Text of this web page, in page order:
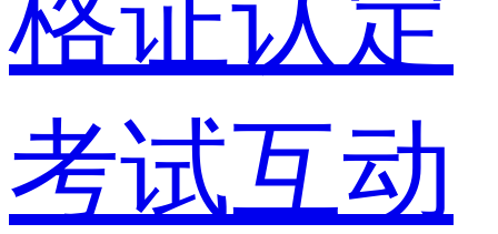
考试互动